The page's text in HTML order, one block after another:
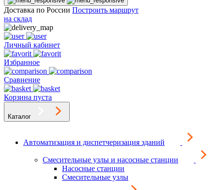
Доставка по России Построить маршрут
на склад
Личный кабинет
Избранное
Сравнение
Корзина пуста
Каталог
Автоматизация и диспетчеризация зданий
Смесительные узлы и насосные станции
Насосные станции
Смесительные узлы